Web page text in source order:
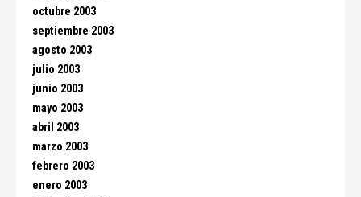
octubre 2003
septiembre 2003
agosto 2003
julio 2003
junio 2003
mayo 2003
abril 2003
marzo 2003
febrero 2003
enero 2003